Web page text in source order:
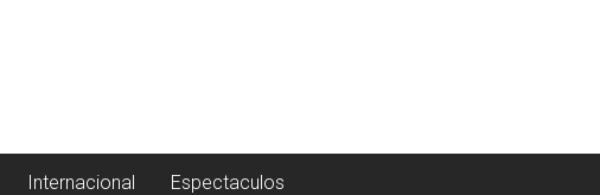
Internacional Espectaculos